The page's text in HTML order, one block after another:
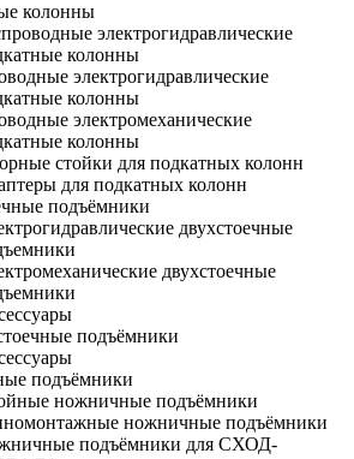
колонны
электрогидравлические
колонны
электрогидравлические
колонны
электромеханические
колонны
стойки для подкатных колонн
для подкатных колонн
подъёмники
двухстоечные
двухстоечные
подъёмники
подъёмники
ножничные подъёмники
ножничные подъёмники
подъёмники для СХОД-